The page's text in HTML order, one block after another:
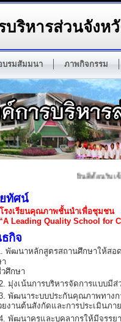
บริหารส่วนจัง
บรมสัมมนา ภาพกิจกรรม
ยินดีต้อนรับเข้
ทัศน์
โรงเรียนคุณภาพชั้นนำเพื่อชุมชน
Leading Quality School for
กิจ
พัฒนาหลักสูตรสถานศึกษาให้สอ
ศึกษา
งเน้นการบริหารจัดการแบบมีส่
ฒนาระบบประกันคุณภาพทางกา
งานต้นสังกัดและการประเมินภา
ฒนาครูและบุคลากรให้มีจรรย